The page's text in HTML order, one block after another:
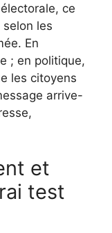
ce
selon les
En
; en politique,
les citoyens
arrive-
et
test